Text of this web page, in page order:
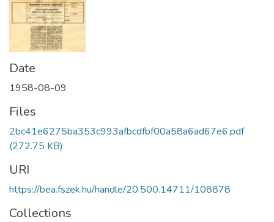
Date
1958-08-09
Files
2bc41e6275ba353c993afbcdfbf00a58a6ad67e6.pdf
(272.75 KB)
URI
https://bea.fszek.hu/handle/20.500.14711/108878
Collections